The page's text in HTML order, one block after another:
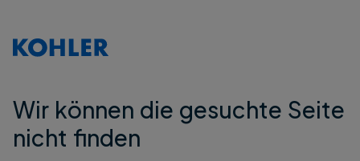
Wir können die gesuchte Seite
nicht finden